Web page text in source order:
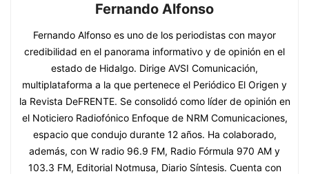
Fernando Alfonso
Fernando Alfonso es uno de los periodistas con mayor
credibilidad en el panorama informativo y de opinión en el
estado de Hidalgo. Dirige AVSI Comunicación,
multiplataforma a la que pertenece el Periódico El Origen y
la Revista DeFRENTE. Se consolidó como líder de opinión en
el Noticiero Radiofónico Enfoque de NRM Comunicaciones,
espacio que condujo durante 12 años. Ha colaborado,
además, con W radio 96.9 FM, Radio Fórmula 970 AM y
103.3 FM, Editorial Notmusa, Diario Síntesis. Cuenta con